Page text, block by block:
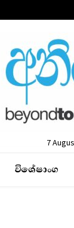
7
විශේෂාංග